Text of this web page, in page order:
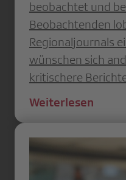
beobachtet und
Beobachtenden
Regionaljournals
wünschen sich
kritischere
Weiterlesen